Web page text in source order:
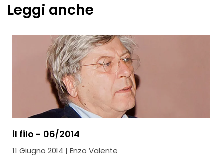
Leggi anche
il filo - 06/2014
11 Giugno 2014 | Enzo Valente